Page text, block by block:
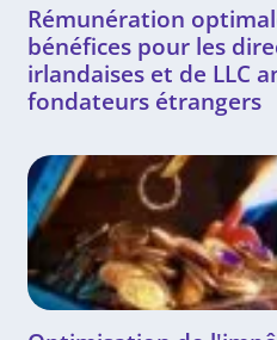
Rémunération
bénéfices pour les
irlandaises et de LLC
fondateurs étrangers